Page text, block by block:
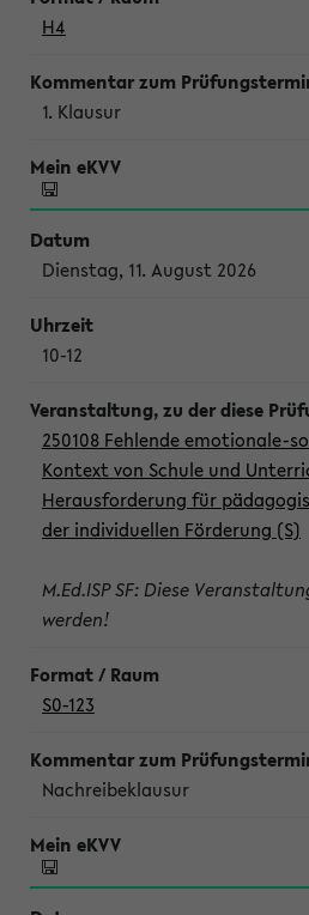
H4
1. Klausur
Dienstag, 11. August 2026
10-12
250108 Fehlende emotionale-
Kontext von Schule und
Herausforderung für
der individuellen Förderung (S)
M.Ed.ISP SF: Diese
werden!
S0-123
Nachreibeklausur